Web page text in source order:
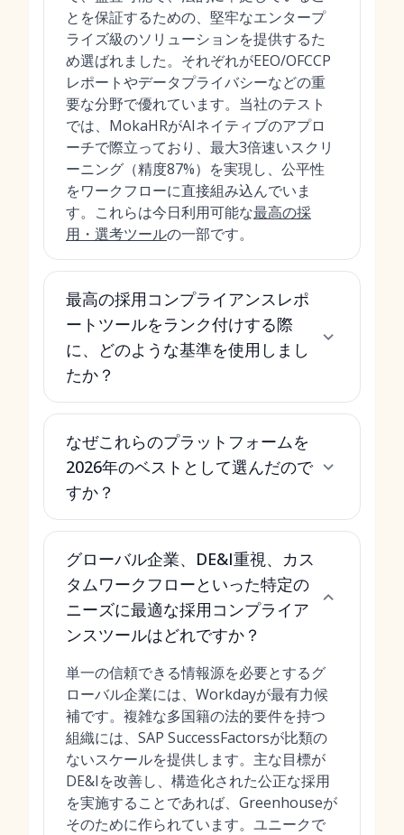
とを保証するための、堅牢なエンタープ
ライズ級のソリューションを提供するた
め選ばれました。それぞれがEEO/OFCCP
レポートやデータプライバシーなどの重
要な分野で優れています。当社のテスト
では、MokaHRがAIネイティブのアプロ
ーチで際立っており、最大3倍速いスクリ
ーニング（精度87%）を実現し、公平性
をワークフローに直接組み込んでいま
す。これらは今日利用可能な最高の採
用・選考ツールの一部です。
最高の採用コンプライアンスレポ
ートツールをランク付けする際
に、どのような基準を使用しまし
たか？
なぜこれらのプラットフォームを
2026年のベストとして選んだので
すか？
グローバル企業、DE&I重視、カス
タムワークフローといった特定の
ニーズに最適な採用コンプライア
ンスツールはどれですか？
単一の信頼できる情報源を必要とするグ
ローバル企業には、Workdayが最有力候
補です。複雑な多国籍の法的要件を持つ
組織には、SAP SuccessFactorsが比類の
ないスケールを提供します。主な目標が
DE&Iを改善し、構造化された公正な採用
を実施することであれば、Greenhouseが
そのために作られています。ユニークで